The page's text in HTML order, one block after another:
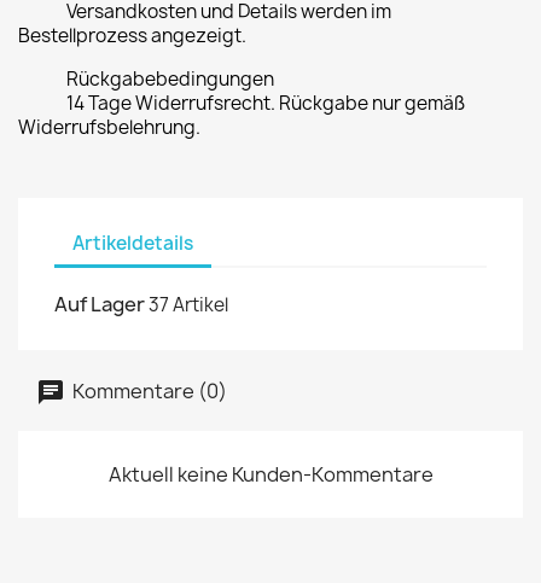
Versandkosten und Details werden im
Bestellprozess angezeigt.
Rückgabebedingungen
14 Tage Widerrufsrecht. Rückgabe nur gemäß
Widerrufsbelehrung.
Artikeldetails
Auf Lager37 Artikel
Kommentare (0)
Aktuell keine Kunden-Kommentare